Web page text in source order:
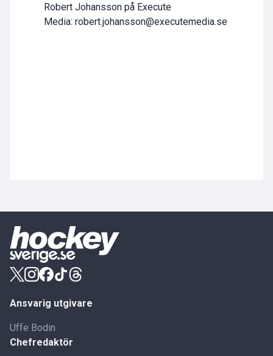
Robert Johansson på Execute
Media: robert.johansson@executemedia.se
Ansvarig utgivare
Uffe Bodin
Chefredaktör